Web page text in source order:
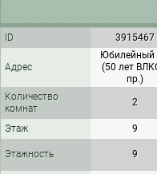
ID 3915467
Адрес
Юбилейный
(50 лет
пр.)
Количество
комнат
2
Этаж 9
Этажность 9